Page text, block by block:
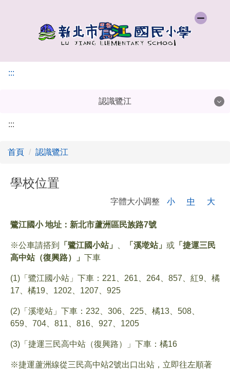
:::
認識鷺江
行政單位
學校分機
:::
首頁 認識鷺江
學校位置
字體大小調整 小 中 大
鷺江國小 地址：新北市蘆洲區民族路7號
※公車請搭到 「鷺江國小站」 「溪墘站」 或 「捷運三民
高中站（復興路）」 下車
(1)「鷺江國小站」下車：221、261、264、857、紅9、橘
17、橘19、1202、1207、925
(2)「溪墘站」下車：232、306、225、橘13、508、
659、704、811、816、927、1205
(3)「捷運三民高中站（復興路）」下車：橘16
※捷運蘆洲線從三民高中站2號出口出站，立即往左順著